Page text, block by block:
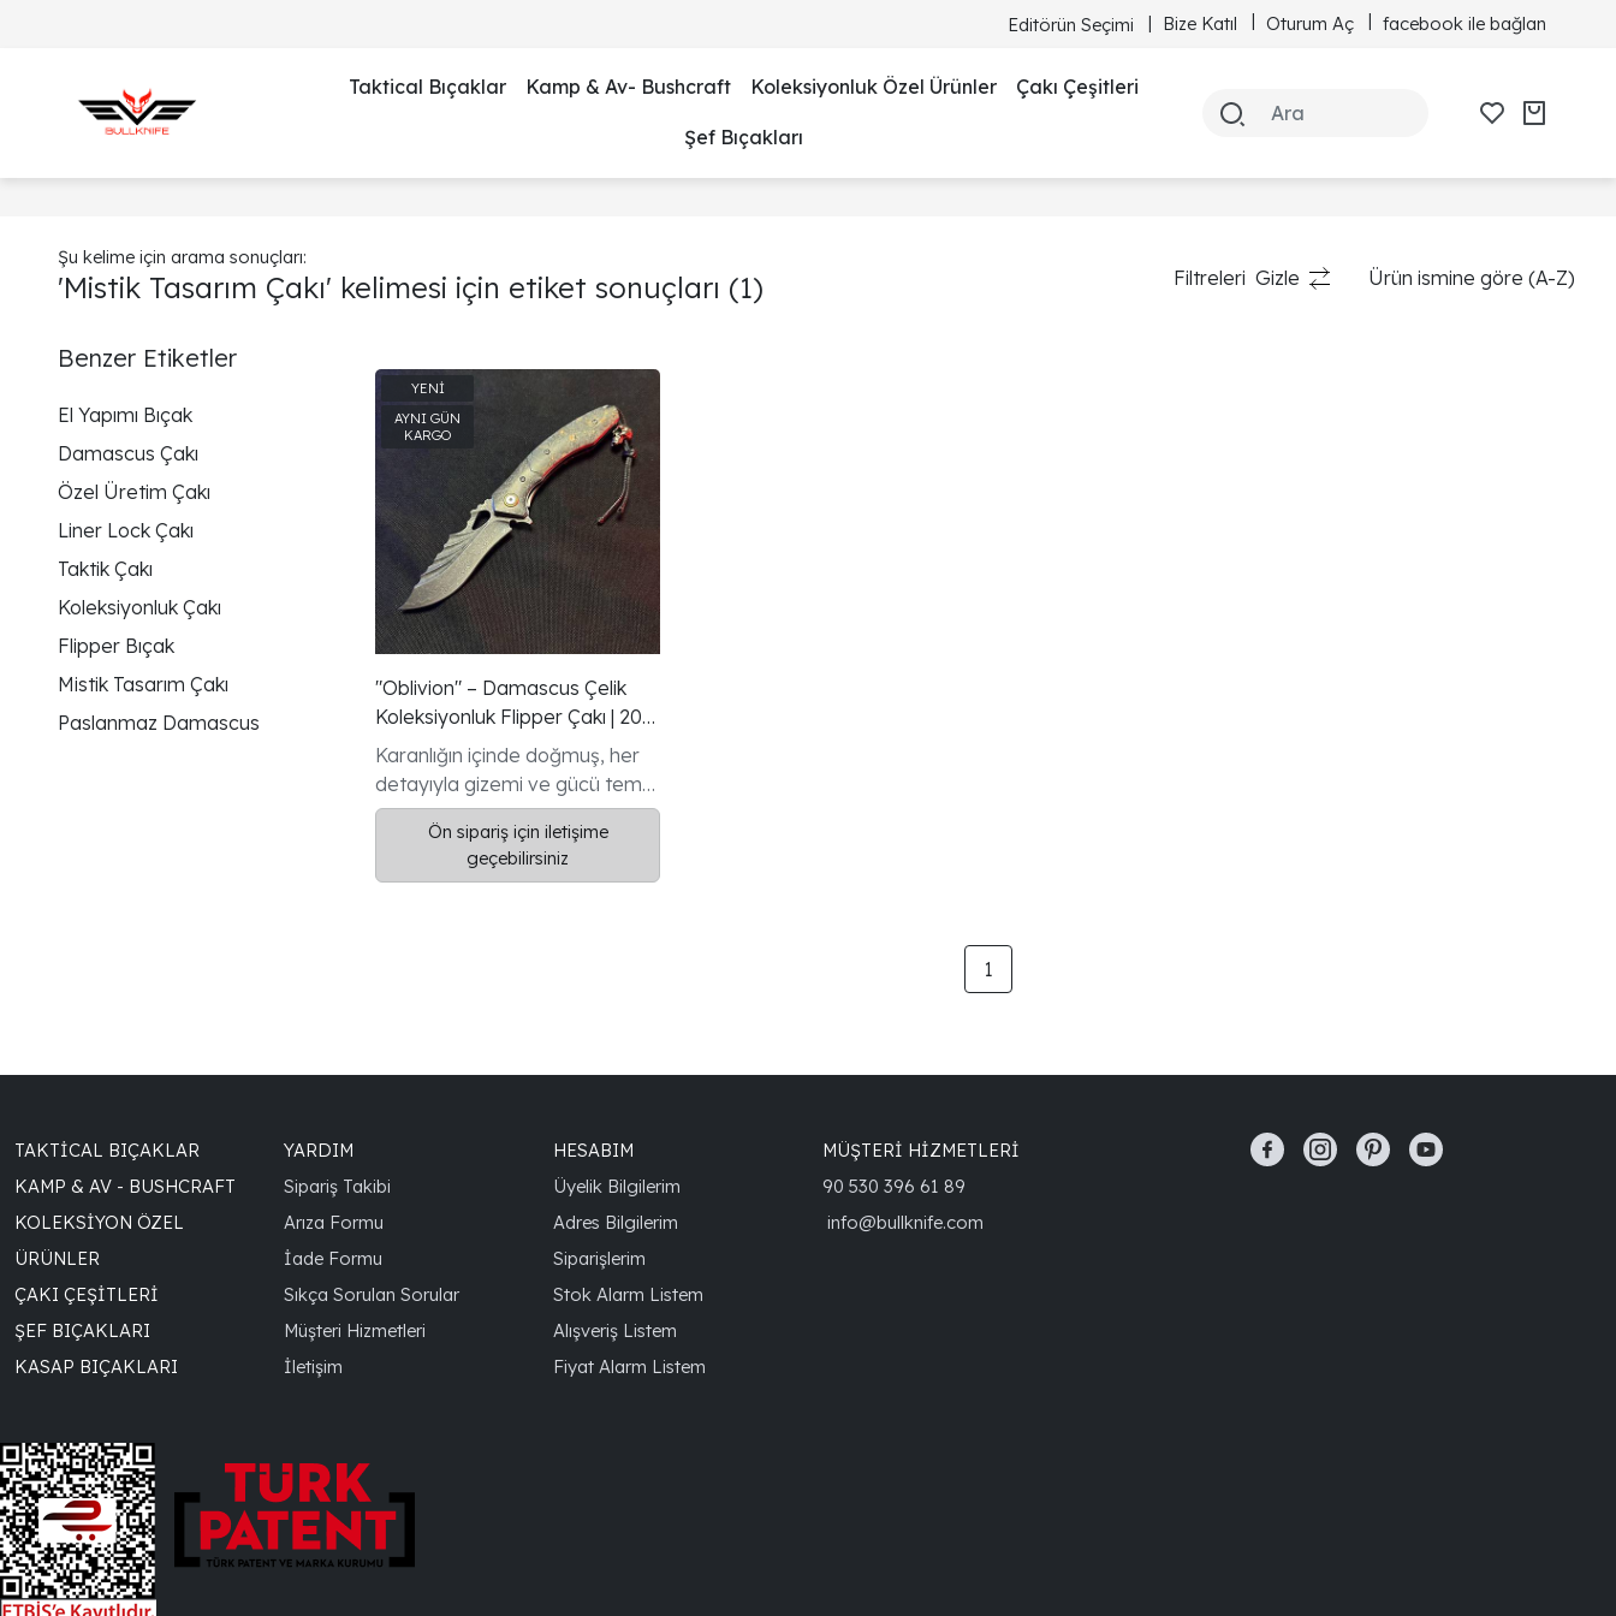
Editörün Seçimi Bize Katıl Oturum Aç facebook ile bağlan
Taktical Bıçaklar Kamp & Av- Bushcraft Koleksiyonluk Özel Ürünler Çakı Çeşitleri
Şef Bıçakları
Şu kelime için arama sonuçları:
'Mistik Tasarım Çakı' kelimesi için etiket sonuçları (1) Filtreleri Gizle Ürün ismine göre (A-Z)
Benzer Etiketler
El Yapımı Bıçak
Damascus Çakı
Özel Üretim Çakı
Liner Lock Çakı
Taktik Çakı
Koleksiyonluk Çakı
Flipper Bıçak
Mistik Tasarım Çakı
Paslanmaz Damascus
"Oblivion" – Damascus Çelik
Koleksiyonluk Flipper Çakı | 20
cm Mistik Seri
Karanlığın içinde doğmuş, her
detayıyla gizemi ve gücü temsil
eden özel bir parça: Oblivion.
Bu 20 cm’lik koleksiyonluk
flipper çakı, paslanmaz
Ön sipariş için iletişime
geçebilirsiniz
1
TAKTICAL BIÇAKLAR
KAMP & AV - BUSHCRAFT
KOLEKSIYON ÖZEL
ÜRÜNLER
ÇAKI ÇEŞITLERI
ŞEF BIÇAKLARI
KASAP BIÇAKLARI
YARDIM
Sipariş Takibi
Arıza Formu
İade Formu
Sıkça Sorulan Sorular
Müşteri Hizmetleri
İletişim
HESABIM
Üyelik Bilgilerim
Adres Bilgilerim
Siparişlerim
Stok Alarm Listem
Alışveriş Listem
Fiyat Alarm Listem
MÜŞTERİ HİZMETLERİ
90 530 396 61 89
info@bullknife.com